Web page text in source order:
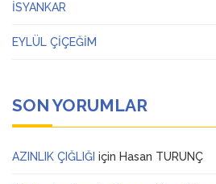
İSYANKAR
EYLÜL ÇİÇEĞİM
SON YORUMLAR
AZINLIK ÇIĞLIĞI için Hasan TURUNÇ